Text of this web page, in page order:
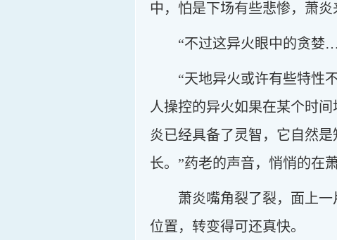
中，怕是下场有些悲惨，萧
“不过这异火眼中的贪婪
“天地异火或许有些特性
人操控的异火如果在某个时
炎已经具备了灵智，它自然
长。”药老的声音，悄悄的在
萧炎嘴角裂了裂，面上
位置，转变得可还真快。